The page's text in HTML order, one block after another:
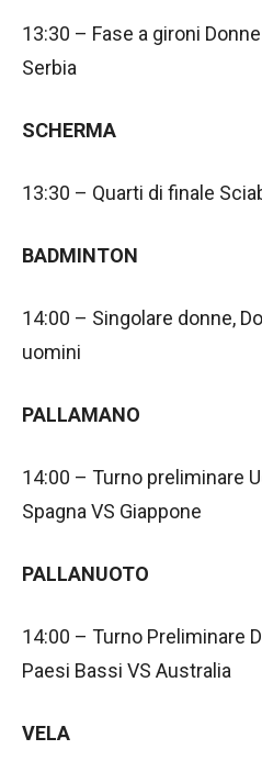
13:30 – Fase a gironi
Serbia
SCHERMA
13:30 – Quarti di finale
BADMINTON
14:00 – Singolare donne,
uomini
PALLAMANO
14:00 – Turno preliminare
Spagna VS Giappone
PALLANUOTO
14:00 – Turno Preliminare
Paesi Bassi VS Australia
VELA